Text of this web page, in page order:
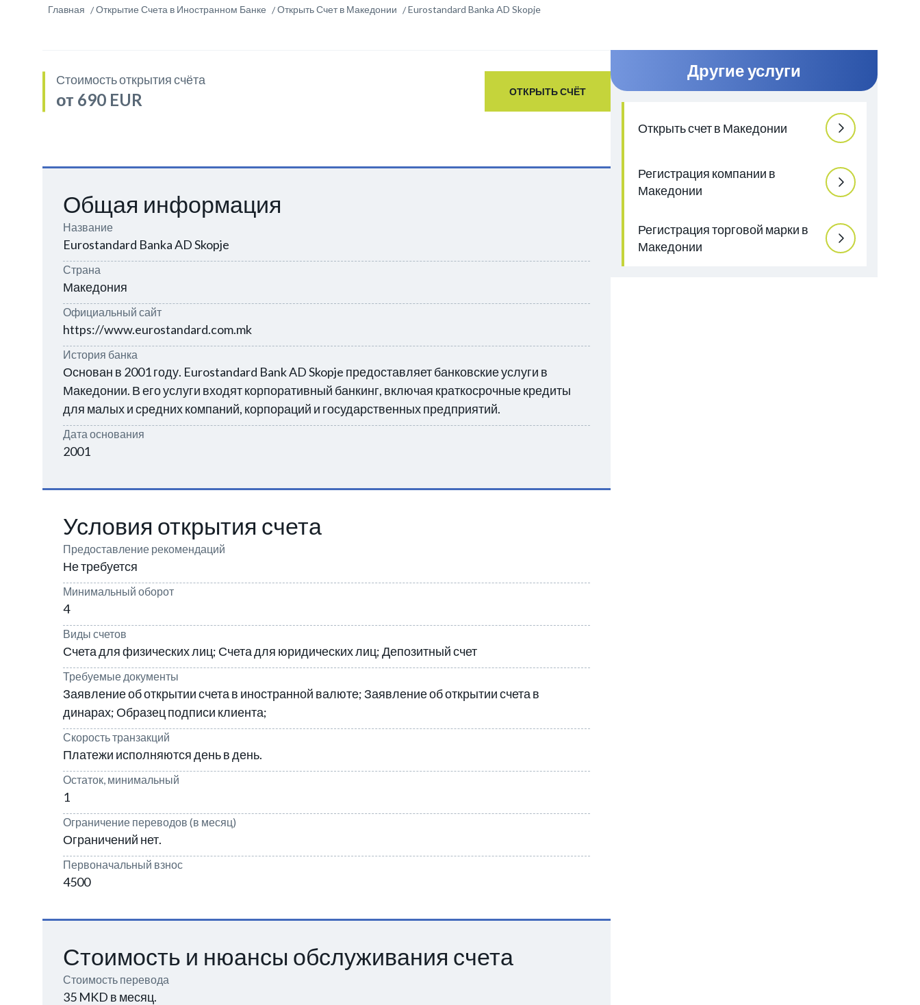
Главная Открытие Счета в Иностранном Банке Открыть Счет в Македонии Eurostandard Banka AD Skopje
Стоимость открытия счёта
от 690 EUR ОТКРЫТЬ СЧЁТ
Общая информация
Название
Eurostandard Banka AD Skopje
Страна
Македония
Официальный сайт
https://www.eurostandard.com.mk
История банка
Основан в 2001 году. Eurostandard Bank AD Skopje предоставляет банковские услуги в
Македонии. В его услуги входят корпоративный банкинг, включая краткосрочные кредиты
для малых и средних компаний, корпораций и государственных предприятий.
Дата основания
2001
Условия открытия счета
Предоставление рекомендаций
Не требуется
Минимальный оборот
4
Виды счетов
Счета для физических лиц; Счета для юридических лиц; Депозитный счет
Требуемые документы
Заявление об открытии счета в иностранной валюте; Заявление об открытии счета в
динарах; Образец подписи клиента;
Скорость транзакций
Платежи исполняются день в день.
Остаток, минимальный
1
Ограничение переводов (в месяц)
Ограничений нет.
Первоначальный взнос
4500
Стоимость и нюансы обслуживания счета
Стоимость перевода
35 MKD в месяц.
Другие услуги
Открыть счет в Македонии
Регистрация компании в
Македонии
Регистрация торговой марки в
Македонии